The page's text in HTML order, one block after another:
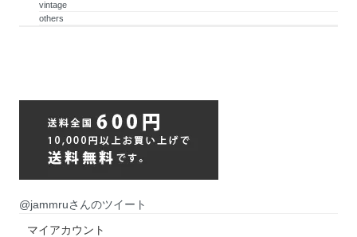
vintage
others
@jammruさんのツイート
マイアカウント